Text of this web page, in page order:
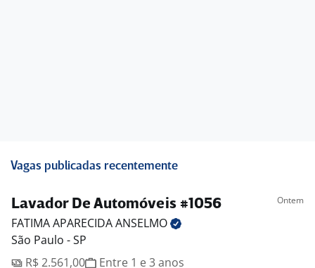
Vagas publicadas recentemente
Lavador De Automóveis #1056 Ontem
FATIMA APARECIDAANSELMO
São Paulo - SP
R$ 2.561,00
Entre 1 e 3 anos